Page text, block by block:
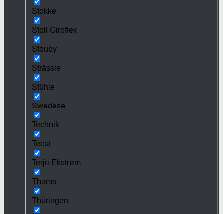
Stokke
Stoll Giroflex
Stouby
Strässle
Stühle
Swedese
Technik
Tecta
Terje Ekstrøm
Thams
Thüringen